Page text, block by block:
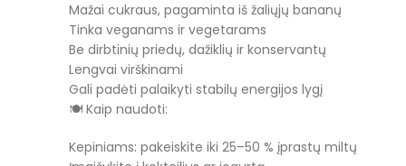
Mažai cukraus, pagaminta iš žaliųjų bananų
Tinka veganams ir vegetarams
Be dirbtinių priedų, dažiklių ir konservantų
Lengvai virškinami
Gali padėti palaikyti stabilų energijos lygį
🍽 Kaip naudoti:
Kepiniams: pakeiskite iki 25–50 % įprastų miltų